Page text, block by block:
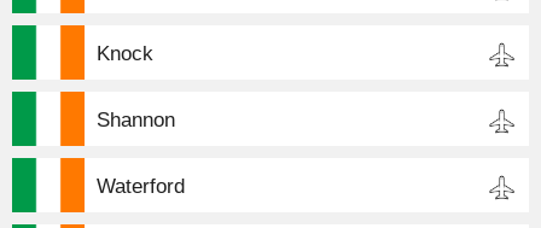
Knock
Shannon
Waterford